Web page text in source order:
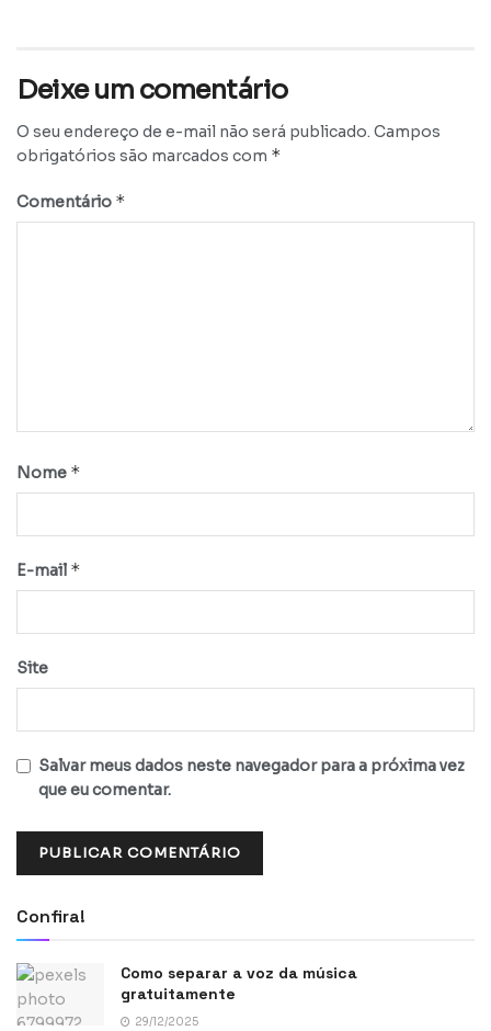
Deixe um comentário
O seu endereço de e-mail não será publicado. Campos
obrigatórios são marcados com *
Comentário *
Nome *
E-mail *
Site
Salvar meus dados neste navegador para a próxima vez
que eu comentar.
Confira!
Como separar a voz da música
gratuitamente
29/12/2025